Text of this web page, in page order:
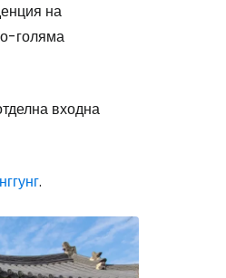
на
голяма
входна
.